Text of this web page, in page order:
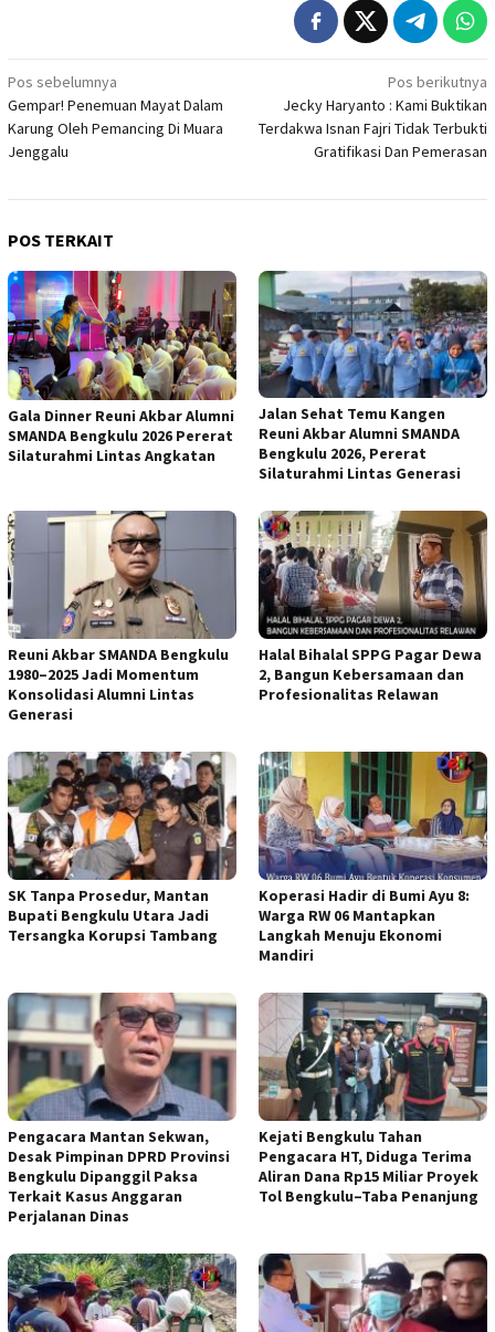
Navigasi
pos
Pos sebelumnya
Gempar! Penemuan Mayat Dalam
Karung Oleh Pemancing Di Muara
Jenggalu
Pos berikutnya
Jecky Haryanto : Kami Buktikan
Terdakwa Isnan Fajri Tidak Terbukti
Gratifikasi Dan Pemerasan
POS TERKAIT
Gala Dinner Reuni Akbar Alumni
SMANDA Bengkulu 2026 Pererat
Silaturahmi Lintas Angkatan
Jalan Sehat Temu Kangen
Reuni Akbar Alumni SMANDA
Bengkulu 2026, Pererat
Silaturahmi Lintas Generasi
Reuni Akbar SMANDA Bengkulu
1980–2025 Jadi Momentum
Konsolidasi Alumni Lintas
Generasi
Halal Bihalal SPPG Pagar Dewa
2, Bangun Kebersamaan dan
Profesionalitas Relawan
SK Tanpa Prosedur, Mantan
Bupati Bengkulu Utara Jadi
Tersangka Korupsi Tambang
Koperasi Hadir di Bumi Ayu 8:
Warga RW 06 Mantapkan
Langkah Menuju Ekonomi
Mandiri
Pengacara Mantan Sekwan,
Desak Pimpinan DPRD Provinsi
Bengkulu Dipanggil Paksa
Terkait Kasus Anggaran
Perjalanan Dinas
Kejati Bengkulu Tahan
Pengacara HT, Diduga Terima
Aliran Dana Rp15 Miliar Proyek
Tol Bengkulu–Taba Penanjung